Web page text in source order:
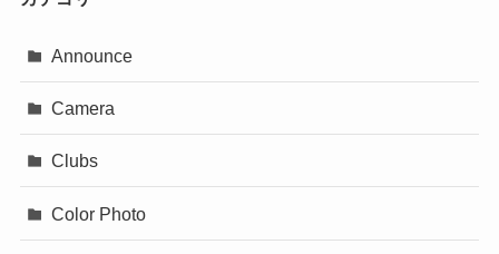
Announce
Camera
Clubs
Color Photo